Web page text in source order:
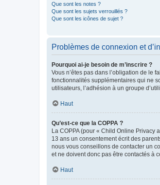
Que sont les notes ?
Que sont les sujets verrouillés ?
Que sont les icônes de sujet ?
Problèmes de connexion et
Pourquoi ai-je besoin de m’inscrire ?
Vous n’êtes pas dans l’obligation de le
fonctionnalités supplémentaires qui ne
utilisateurs, l’adhésion à un groupe
Haut
Qu’est-ce que la COPPA ?
La COPPA (pour « Child Online Privacy
13 ans un consentement écrit des
nous vous conseillons de contacter un
et ne doivent donc pas être contactés à
Haut